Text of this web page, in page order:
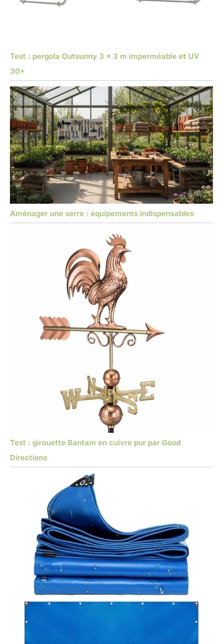
Test : pergola Outsunny 3 x 3 m imperméable et UV
30+
Aménager une serre : équipements indispensables
Test : girouette Bantam en cuivre pur par Good
Directions